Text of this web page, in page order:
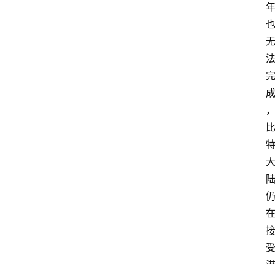
年
也
无
法
完
成
，
比
特
大
陆
仍
在
接
受